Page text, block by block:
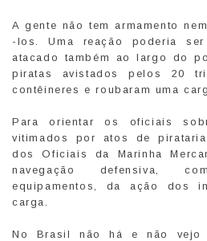
A gente não tem armamento
-los. Uma reação poderia
atacado também ao largo do
piratas avistados pelos 20
contêineres e roubaram uma
Para orientar os oficiais
vitimados por atos de
dos Oficiais da Marinha
navegação defensiva,
equipamentos, da ação dos
carga.
No Brasil não há e não vejo